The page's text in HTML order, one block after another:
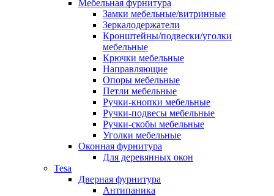
Мебельная фурнитура
Замки мебельные/витринные
Зеркалодержатели
Кронштейны/подвески/уголки
мебельные
Крючки мебельные
Направляющие
Опоры мебельные
Петли мебельные
Ручки-кнопки мебельные
Ручки-подвесы мебельные
Ручки-скобы мебельные
Уголки мебельные
Оконная фурнитура
Для деревянных окон
Tesa
Дверная фурнитура
Антипаника